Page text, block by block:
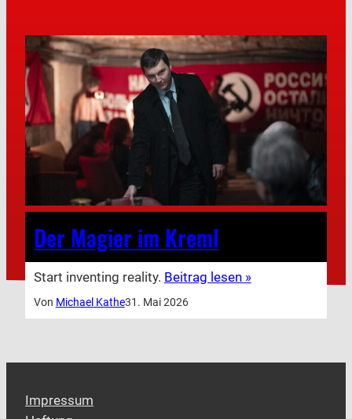
Der Magier im Kreml
Start inventing reality. Beitrag lesen »
Von Michael Kathe31. Mai 2026
Impressum